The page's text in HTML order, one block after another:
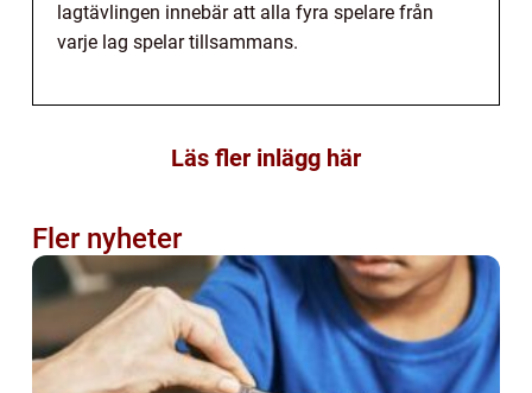
lagtävlingen innebär att alla fyra spelare från
varje lag spelar tillsammans.
Läs fler inlägg här
Fler nyheter